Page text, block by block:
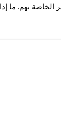
الخاصة بهم.